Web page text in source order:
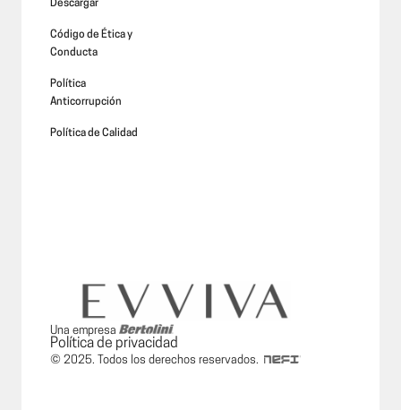
Descargar
Código de Ética y
Conducta
Política
Anticorrupción
Política de Calidad
Una empresa
Política de privacidad
© 2025. Todos los derechos reservados.